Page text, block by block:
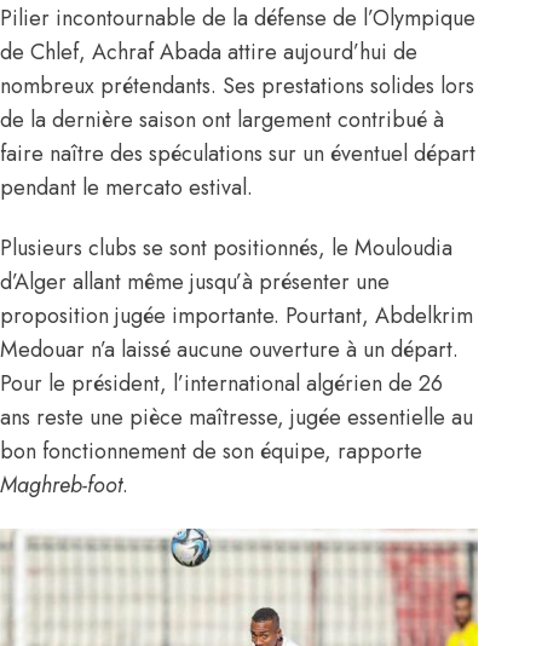
Pilier incontournable de la défense de l’Olympique
de Chlef, Achraf Abada attire aujourd’hui de
nombreux prétendants. Ses prestations solides lors
de la dernière saison ont largement contribué à
faire naître des spéculations sur un éventuel départ
pendant le mercato estival.
Plusieurs clubs se sont positionnés, le Mouloudia
d’Alger allant même jusqu’à présenter une
proposition jugée importante. Pourtant, Abdelkrim
Medouar n’a laissé aucune ouverture à un départ.
Pour le président, l’international algérien de 26
ans reste une pièce maîtresse, jugée essentielle au
bon fonctionnement de son équipe, rapporte
Maghreb-foot.